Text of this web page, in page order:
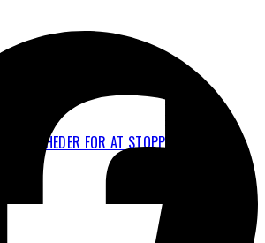
MULIGHEDER FOR AT STOPPE UDVIDELSEN